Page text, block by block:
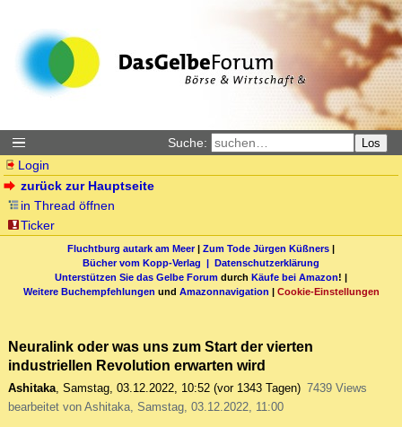
Suche: Los
Login
zurück zur Hauptseite
in Thread öffnen
Ticker
Fluchtburg autark am Meer| Zum Tode Jürgen Küßners |
Bücher vom Kopp-Verlag | Datenschutzerklärung
Unterstützen Sie das Gelbe Forum durch Käufe bei Amazon! |
Weitere Buchempfehlungen und Amazonnavigation | Cookie-Einstellungen
Neuralink oder was uns zum Start der vierten
industriellen Revolution erwarten wird
Ashitaka, Samstag, 03.12.2022, 10:52 (vor 1343 Tagen) 7439 Views
bearbeitet von Ashitaka, Samstag, 03.12.2022, 11:00